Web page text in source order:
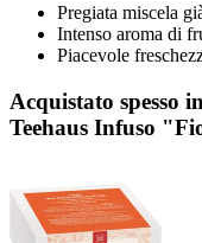
Pregiata miscela
Intenso aroma di
Piacevole
Acquistato spesso
Teehaus Infuso